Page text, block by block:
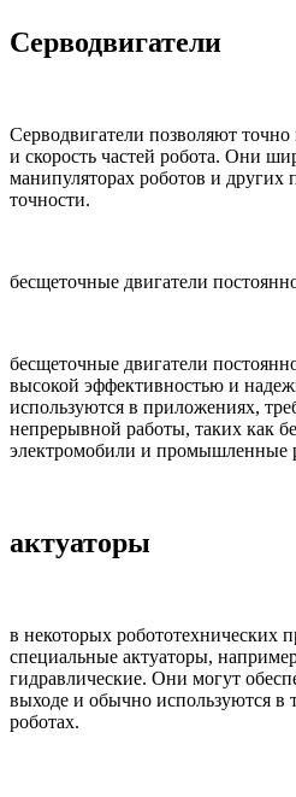
Серводвигатели
Серводвигатели позволяют
и скорость частей робота. Они
манипуляторах роботов и
точности.
бесщеточные двигатели
бесщеточные двигатели
высокой эффективностью и
используются в приложениях,
непрерывной работы, таких как
электромобили и промышленные
актуаторы
в некоторых робототехнических
специальные актуаторы,
гидравлические. Они могут
выходе и обычно используются
роботах.